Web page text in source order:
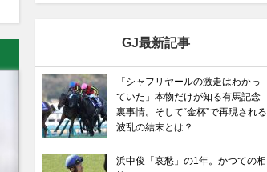
GJ最新記事
「シャフリヤールの激走はわかっ
ていた」本物だけが知る有馬記念
裏事情。そして“金杯”で再現される
波乱の結末とは？
浜中俊「哀愁」の1年。かつての相